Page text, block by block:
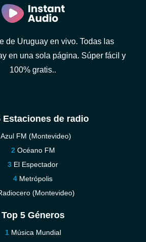
de Uruguay en vivo. Todas las
en una sola página. Súper fácil y
100% gratis..
Estaciones de radio
Azul FM (Montevideo)
Océano FM
El Espectador
Metrópolis
(Montevideo)
Top 5 Géneros
Música Mundial